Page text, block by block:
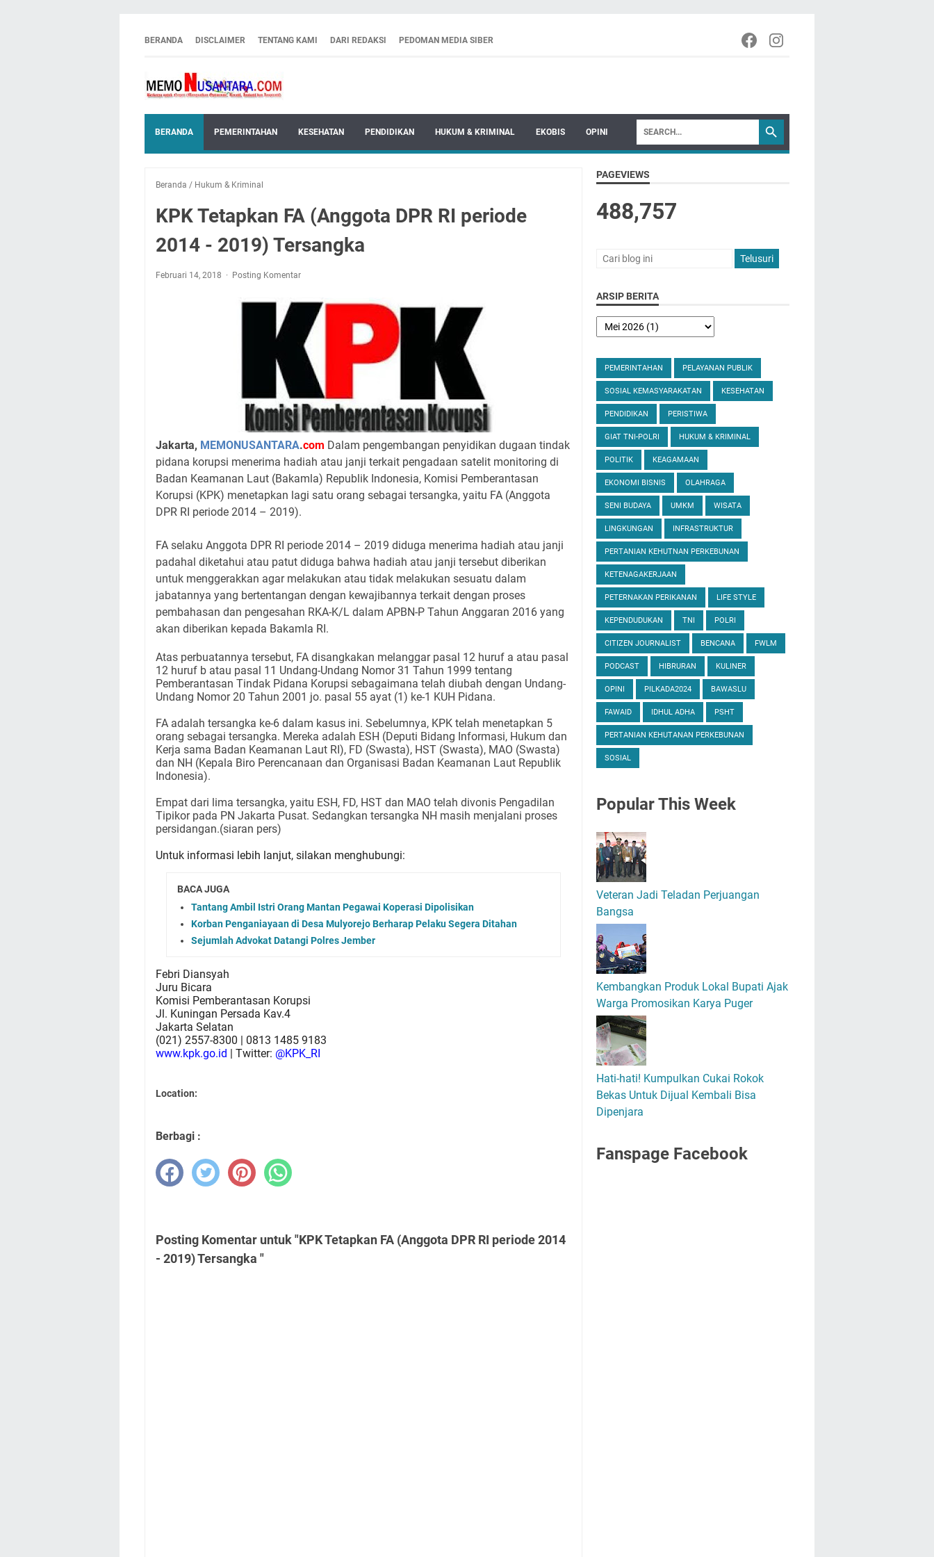
BERANDA DISCLAIMER TENTANG KAMI DARI REDAKSI PEDOMAN MEDIA SIBER
BERANDA PEMERINTAHAN KESEHATAN PENDIDIKAN HUKUM & KRIMINAL EKOBIS OPINI
Beranda / Hukum & Kriminal
KPK Tetapkan FA (Anggota DPR RI periode
2014 - 2019) Tersangka
Februari 14, 2018 Posting Komentar
Jakarta, MEMONUSANTARA.com Dalam pengembangan penyidikan dugaan tindak
pidana korupsi menerima hadiah atau janji terkait pengadaan satelit monitoring di
Badan Keamanan Laut (Bakamla) Republik Indonesia, Komisi Pemberantasan
Korupsi (KPK) menetapkan lagi satu orang sebagai tersangka, yaitu FA (Anggota
DPR RI periode 2014 – 2019).
FA selaku Anggota DPR RI periode 2014 – 2019 diduga menerima hadiah atau janji
padahal diketahui atau patut diduga bahwa hadiah atau janji tersebut diberikan
untuk menggerakkan agar melakukan atau tidak melakukan sesuatu dalam
jabatannya yang bertentangan dengan kewajibannya terkait dengan proses
pembahasan dan pengesahan RKA-K/L dalam APBN-P Tahun Anggaran 2016 yang
akan diberikan kepada Bakamla RI.
Atas perbuatannya tersebut, FA disangkakan melanggar pasal 12 huruf a atau pasal
12 huruf b atau pasal 11 Undang-Undang Nomor 31 Tahun 1999 tentang
Pemberantasan Tindak Pidana Korupsi sebagaimana telah diubah dengan Undang-
Undang Nomor 20 Tahun 2001 jo. pasal 55 ayat (1) ke-1 KUH Pidana.
FA adalah tersangka ke-6 dalam kasus ini. Sebelumnya, KPK telah menetapkan 5
orang sebagai tersangka. Mereka adalah ESH (Deputi Bidang Informasi, Hukum dan
Kerja sama Badan Keamanan Laut RI), FD (Swasta), HST (Swasta), MAO (Swasta)
dan NH (Kepala Biro Perencanaan dan Organisasi Badan Keamanan Laut Republik
Indonesia).
Empat dari lima tersangka, yaitu ESH, FD, HST dan MAO telah divonis Pengadilan
Tipikor pada PN Jakarta Pusat. Sedangkan tersangka NH masih menjalani proses
persidangan.(siaran pers)
Untuk informasi lebih lanjut, silakan menghubungi:
BACA JUGA
Tantang Ambil Istri Orang Mantan Pegawai Koperasi Dipolisikan
Korban Penganiayaan di Desa Mulyorejo Berharap Pelaku Segera Ditahan
Sejumlah Advokat Datangi Polres Jember
Febri Diansyah
Juru Bicara
Komisi Pemberantasan Korupsi
Jl. Kuningan Persada Kav.4
Jakarta Selatan
(021) 2557-8300 | 0813 1485 9183
www.kpk.go.id | Twitter: @KPK_RI
Location:
Berbagi :
Posting Komentar untuk "KPK Tetapkan FA (Anggota DPR RI periode 2014
- 2019) Tersangka "
PAGEVIEWS
488,757
ARSIP BERITA
PEMERINTAHAN PELAYANAN PUBLIK
SOSIAL KEMASYARAKATAN KESEHATAN
PENDIDIKAN PERISTIWA
GIAT TNI-POLRI HUKUM & KRIMINAL
POLITIK KEAGAMAAN
EKONOMI BISNIS OLAHRAGA
SENI BUDAYA UMKM WISATA
LINGKUNGAN INFRASTRUKTUR
PERTANIAN KEHUTNAN PERKEBUNAN
KETENAGAKERJAAN
PETERNAKAN PERIKANAN LIFE STYLE
KEPENDUDUKAN TNI POLRI
CITIZEN JOURNALIST BENCANA FWLM
PODCAST HIBRURAN KULINER
OPINI PILKADA2024 BAWASLU
FAWAID IDHUL ADHA PSHT
PERTANIAN KEHUTANAN PERKEBUNAN
SOSIAL
PopularThis Week
Veteran Jadi Teladan Perjuangan
Bangsa
Kembangkan Produk Lokal Bupati Ajak
Warga Promosikan Karya Puger
Hati-hati! Kumpulkan Cukai Rokok
Bekas Untuk Dijual Kembali Bisa
Dipenjara
Fanspage Facebook